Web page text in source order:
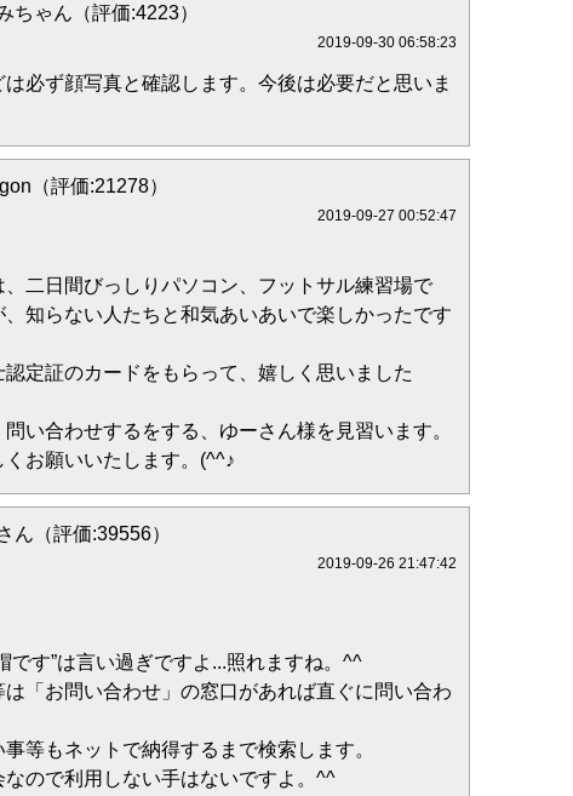
ちゃん（評価:4223）
2019-09-30 06:58:23
必ず顔写真と確認します。今後は必要だと思いま
（評価:21278）
2019-09-27 00:52:47
二日間びっしりパソコン、フットサル練習場で
知らない人たちと和気あいあいで楽しかったです
定証のカードをもらって、嬉しく思いました
い合わせするをする、ゆーさん様を見習います。
お願いいたします。(^^♪
ん（評価:39556）
2019-09-26 21:47:42
です”は言い過ぎですよ...照れますね。^^ゞ
「お問い合わせ」の窓口があれば直ぐに問い合わ
等もネットで納得するまで検索します。
ので利用しない手はないですよ。^^